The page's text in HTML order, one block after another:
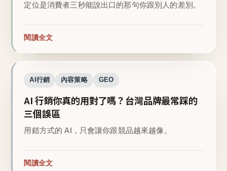
定位是消費者三秒能說出口的那句你跟別人的差別。
閱讀全文
AI行銷 內容策略 GEO
AI 行銷你真的用對了嗎？台灣品牌最常踩的
三個誤區
用錯方式的 AI，只會讓你跟競品越來越像。
閱讀全文